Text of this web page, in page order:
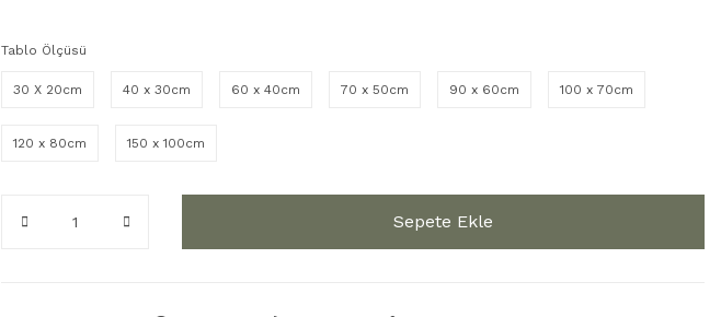
Tablo Ölçüsü
30 X 20cm 40 x 30cm 60 x 40cm 70 x 50cm 90 x 60cm 100 x 70cm
120 x 80cm 150 x 100cm
Sepete Ekle